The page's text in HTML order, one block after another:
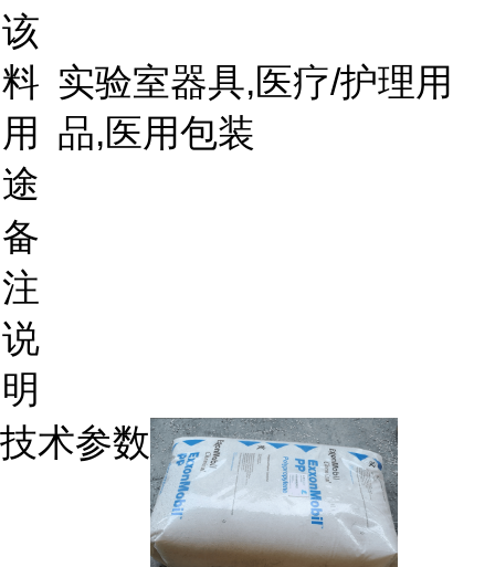
该
料
用
途
实验室器具,医疗/护理用
品,医用包装
备
注
说
明
技术参数